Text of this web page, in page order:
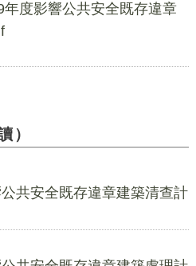
度影響公共安全既存違章
）
共安全既存違章建築清查計